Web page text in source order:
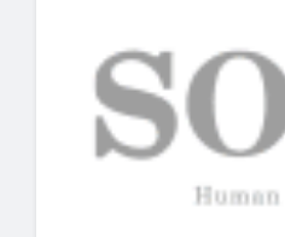
INICIO
EMPRESAS
GUÍA DE COMPRA